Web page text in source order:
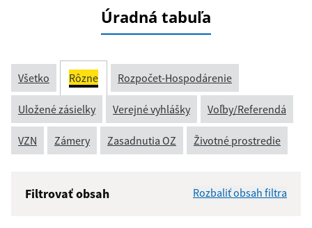
Úradná tabuľa
Všetko Rôzne Rozpočet-Hospodárenie
Uložené zásielky Verejné vyhlášky Voľby/Referendá
VZN Zámery Zasadnutia OZ Životné prostredie
Filtrovať obsah Rozbaliť obsah filtra